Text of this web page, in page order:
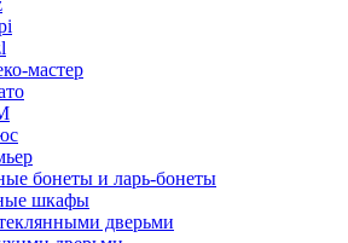
мастер
бонеты и ларь-бонеты
шкафы
дверьми